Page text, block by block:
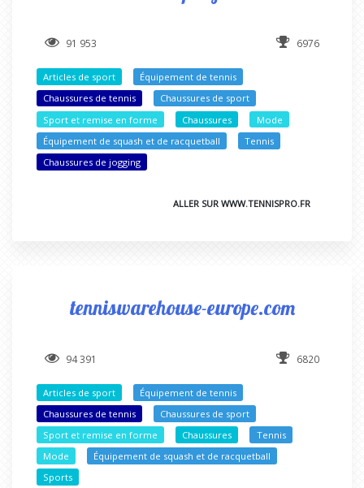
91 953 6976
Articles de sport
Équipement de tennis
Chaussures de tennis
Chaussures de sport
Sport et remise en forme
Chaussures
Mode
Équipement de squash et de racquetball
Tennis
Chaussures de jogging
ALLER SUR WWW.TENNISPRO.FR
tenniswarehouse-europe.com
94 391 6820
Articles de sport
Équipement de tennis
Chaussures de tennis
Chaussures de sport
Sport et remise en forme
Chaussures
Tennis
Mode
Équipement de squash et de racquetball
Sports